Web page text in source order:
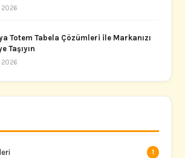
2026
Totem Tabela Çözümleri ile Markanızı
Taşıyın
2026
1